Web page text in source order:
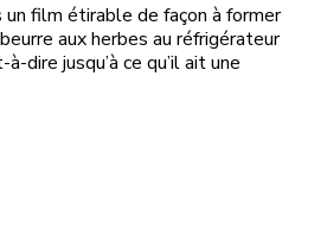
film étirable de façon à former
aux herbes au réfrigérateur
dire jusqu’à ce qu’il ait une